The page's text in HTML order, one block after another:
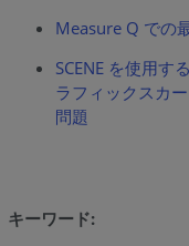
動
グ
ラ
フ
ス
Measure Q での
SCENE を使用す
ラフィックスカ
問題
キーワード: